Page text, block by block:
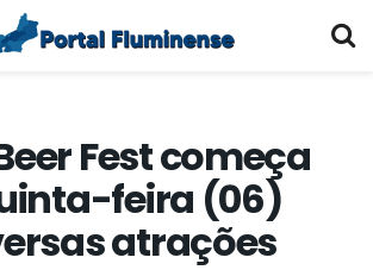
Fest começa
feira (06)
atrações